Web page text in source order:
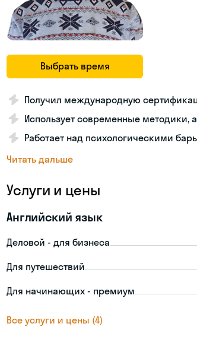
Выбрать время
Получил международную
Использует современные методики,
Работает над психологическими
Читать дальше
Услуги и цены
Английский язык
Деловой - для бизнеса
Для путешествий
Для начинающих - премиум
Все услуги и цены (4)